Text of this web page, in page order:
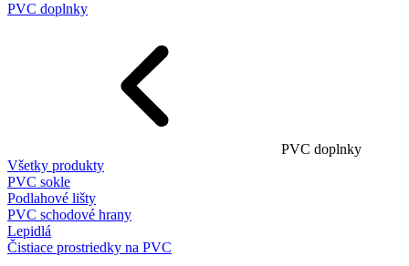
PVC doplnky
PVC doplnky
Všetky produkty
PVC sokle
Podlahové lišty
PVC schodové hrany
Lepidlá
Čistiace prostriedky na PVC